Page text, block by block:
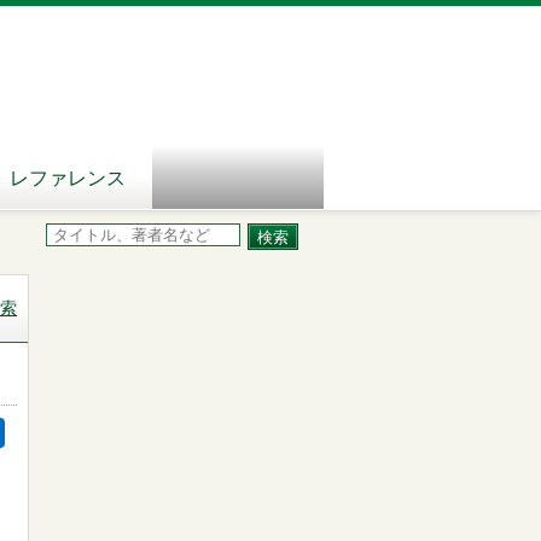
レファレンス